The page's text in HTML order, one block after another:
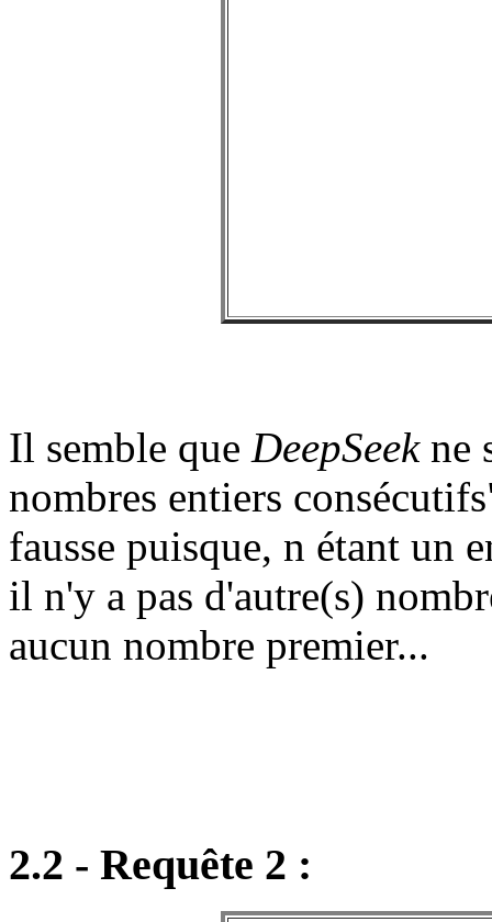
Il semble que DeepSeekne
nombres entiers
fausse puisque, n étant un
il n'y a pas d'autre(s)
aucun nombre premier...
2.2 - Requête 2 :